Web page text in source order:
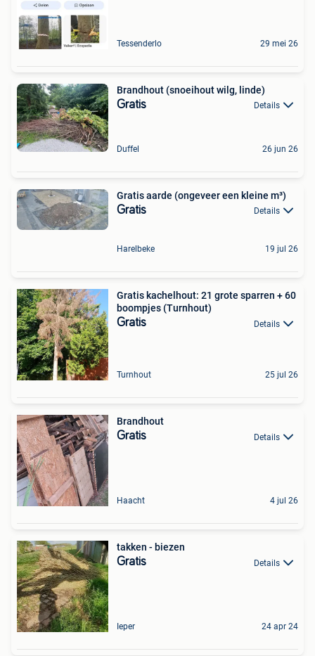
Tessenderlo 29 mei 26
Brandhout (snoeihout wilg, linde)
Gratis Details
Duffel 26 jun 26
Gratis aarde (ongeveer een kleine m³)
Gratis Details
Harelbeke 19 jul 26
Gratis kachelhout: 21 grote sparren + 60
boompjes (Turnhout)
Gratis Details
Turnhout 25 jul 26
Brandhout
Gratis Details
Haacht 4 jul 26
takken - biezen
Gratis Details
Ieper 24 apr 24